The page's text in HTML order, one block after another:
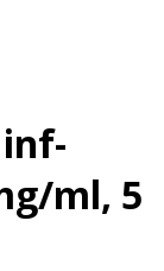
ml, 5